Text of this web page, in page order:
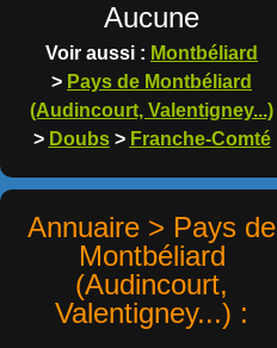
Aucune
Voir aussi : Montbéliard
> Pays de Montbéliard
(Audincourt, Valentigney...)
> Doubs> Franche-Comté
Annuaire > Pays de
Montbéliard
(Audincourt,
Valentigney...) :